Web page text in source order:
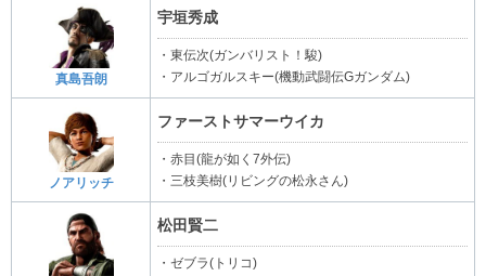
真島吾朗
宇垣秀成
・東伝次(ガンバリスト！駿)
・アルゴガルスキー(機動武闘伝Gガンダム)
ノアリッチ
ファーストサマーウイカ
・赤目(龍が如く7外伝)
・三枝美樹(リビングの松永さん)
松田賢二
・ゼブラ(トリコ)